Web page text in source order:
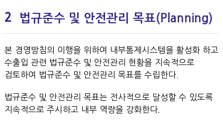
2 법규준수 및 안전관리 목표(Planning)
본 경영방침의 이행을 위하여 내부톰제시스템을 활성화 하고
수출입 관련 법규준수 및 안전관리 현황을 지속적으로
검토하여 법규준수 및 안전관리 목표를 수립한다.
법규준수 및 안전관리 목표는 전사적으로 달성할 수 있도록
지속적으로 주시하고 내부 역량을 강화한다．